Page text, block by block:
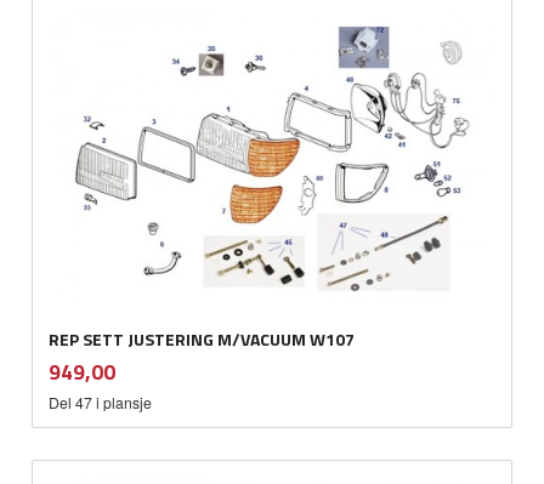
REP SETT JUSTERING M/VACUUM W107
Pris
949,00mva.
Del 47 i plansje